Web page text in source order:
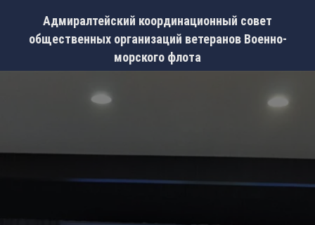
Адмиралтейский координационный совет
общественных организаций ветеранов Военно-
морского флота